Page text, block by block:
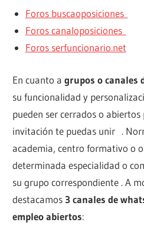
Foros buscaoposiciones
Foros canaloposiciones
Foros serfuncionario.net
En cuanto agrupos o canales
su funcionalidad y
pueden ser cerrados o
invitación te puedas unir .
academia, centro formativo o
determinada especialidad o
su grupo correspondiente . A
destacamos 3 canales de
empleo abiertos: